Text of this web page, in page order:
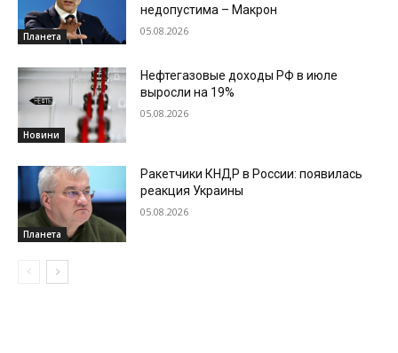
Планета
недопустима – Макрон
05.08.2026
Новини
Нефтегазовые доходы РФ в июле
выросли на 19%
05.08.2026
Планета
Ракетчики КНДР в России: появилась
реакция Украины
05.08.2026